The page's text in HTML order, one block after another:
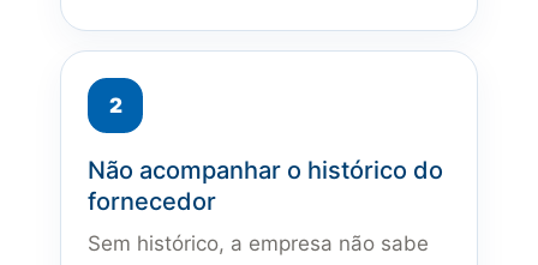
Não acompanhar o histórico do
fornecedor
Sem histórico, a empresa não sabe